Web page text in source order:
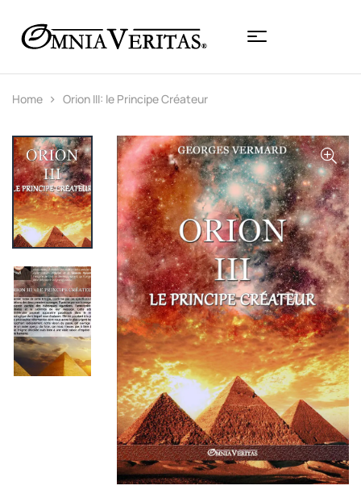
Home Orion III: le Principe Créateur